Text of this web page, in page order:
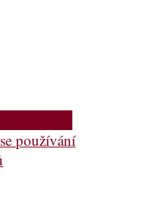
používání